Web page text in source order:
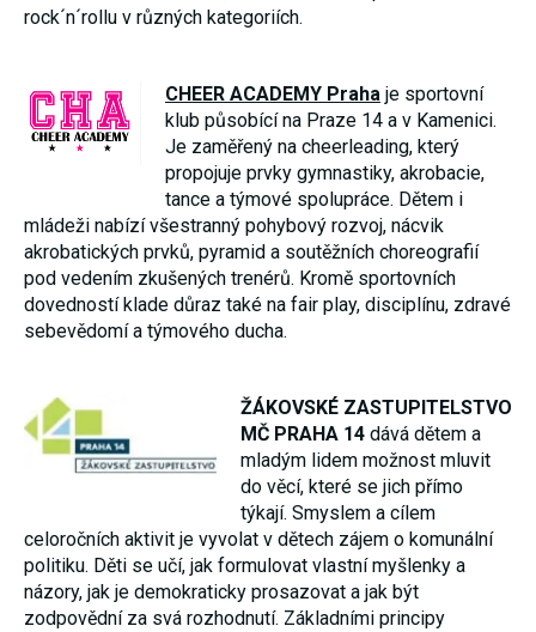
rock´n´rollu v různých kategoriích.
CHEER ACADEMY Praha je sportovní
klub působící na Praze 14 a v Kamenici.
Je zaměřený na cheerleading, který
propojuje prvky gymnastiky, akrobacie,
tance a týmové spolupráce. Dětem i
mládeži nabízí všestranný pohybový rozvoj, nácvik
akrobatických prvků, pyramid a soutěžních choreografií
pod vedením zkušených trenérů. Kromě sportovních
dovedností klade důraz také na fair play, disciplínu, zdravé
sebevědomí a týmového ducha.
ŽÁKOVSKÉ ZASTUPITELSTVO
MČ PRAHA 14 dává dětem a
mladým lidem možnost mluvit
do věcí, které se jich přímo
týkají. Smyslem a cílem
celoročních aktivit je vyvolat v dětech zájem o komunální
politiku. Děti se učí, jak formulovat vlastní myšlenky a
názory, jak je demokraticky prosazovat a jak být
zodpovědní za svá rozhodnutí. Základními principy